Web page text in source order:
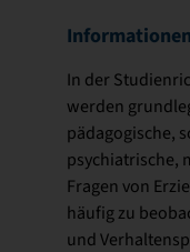
In der
werden
pädagogische,
psychiatrische,
Fragen von
häufig zu
und